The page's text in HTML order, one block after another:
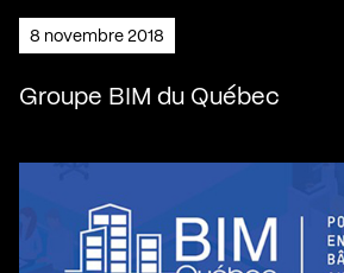
8 novembre 2018
Groupe BIM du Québec